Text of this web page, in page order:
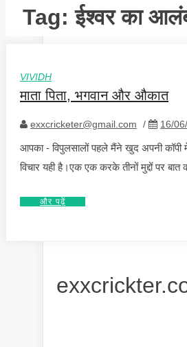
Tag:ईश्वर का
VIVIDH
माता पिता, भगवान और औकात
exxcricketer@gmail.com / 16/
आपका - विपुलसालों पहले मैंने खुद अपनी कॉपी
विचार यही है।एक एक करके तीनों मुद्दों पर
और पढ़ें